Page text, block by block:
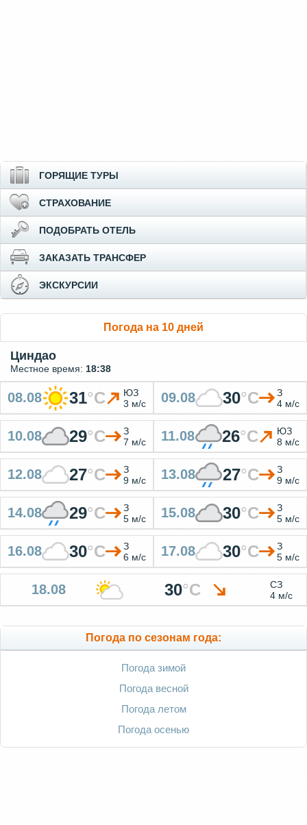
ГОРЯЩИЕ ТУРЫ
СТРАХОВАНИЕ
ПОДОБРАТЬ ОТЕЛЬ
ЗАКАЗАТЬ ТРАНСФЕР
ЭКСКУРСИИ
Погода на 10 дней
Циндао
Местное время: 18:38
08.08 31°C
ЮЗ
3 м/с
09.08 30°C
З
4 м/с
10.08 29°C
З
7 м/с
11.08 26°C
ЮЗ
8 м/с
12.08 27°C
З
9 м/с
13.08 27°C
З
9 м/с
14.08 29°C
З
5 м/с
15.08 30°C
З
5 м/с
16.08 30°C
З
6 м/с
17.08 30°C
З
5 м/с
18.08 30°C
СЗ
4 м/с
Погода по сезонам года:
Погода зимой
Погода весной
Погода летом
Погода осенью